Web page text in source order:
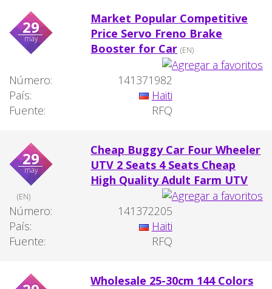
29
may
Market Popular Competitive
Price Servo Freno Brake
Booster for Car (EN)
Número:
141371982
País:
Haiti
Fuente:
RFQ
29
may
Cheap Buggy Car Four Wheeler
UTV 2 Seats 4 Seats Cheap
High Quality Adult Farm UTV
(EN)
Número:
141372205
País:
Haiti
Fuente:
RFQ
Wholesale 25-30cm 144 Colors